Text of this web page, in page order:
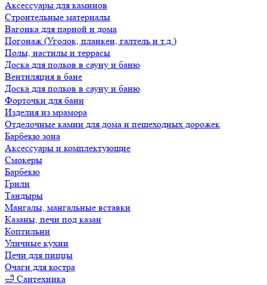
Аксессуары для каминов
Строительные материалы
Вагонка для парной и дома
Погонаж (Уголок, планкен, галтель и т.д.)
Полы, настилы и террасы
Доска для полков в сауну и баню
Вентиляция в бане
Доска для полков в сауну и баню
Форточки для бани
Изделия из мрамора
Отделочные камни для дома и пешеходных дорожек
Барбекю зона
Аксессуары и комплектующие
Смокеры
Барбекю
Грили
Тандыры
Мангалы, мангальные вставки
Казаны, печи под казан
Коптильни
Уличные кухни
Печи для пиццы
Очаги для костра
🛁 Сантехника